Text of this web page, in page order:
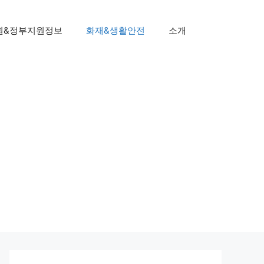
&정부지원정보 화재&생활안전 소개